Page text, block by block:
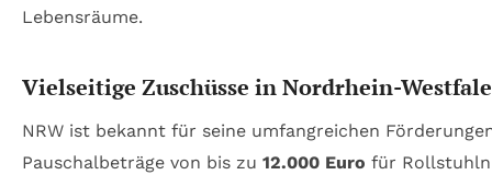
Lebensräume.
Vielseitige Zuschüsse in Nordrhein-
NRW ist bekannt für seine umfangreichen
Pauschalbeträge von bis zu 12.000 Euro für